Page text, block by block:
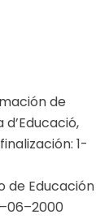
de
1-
de Educación